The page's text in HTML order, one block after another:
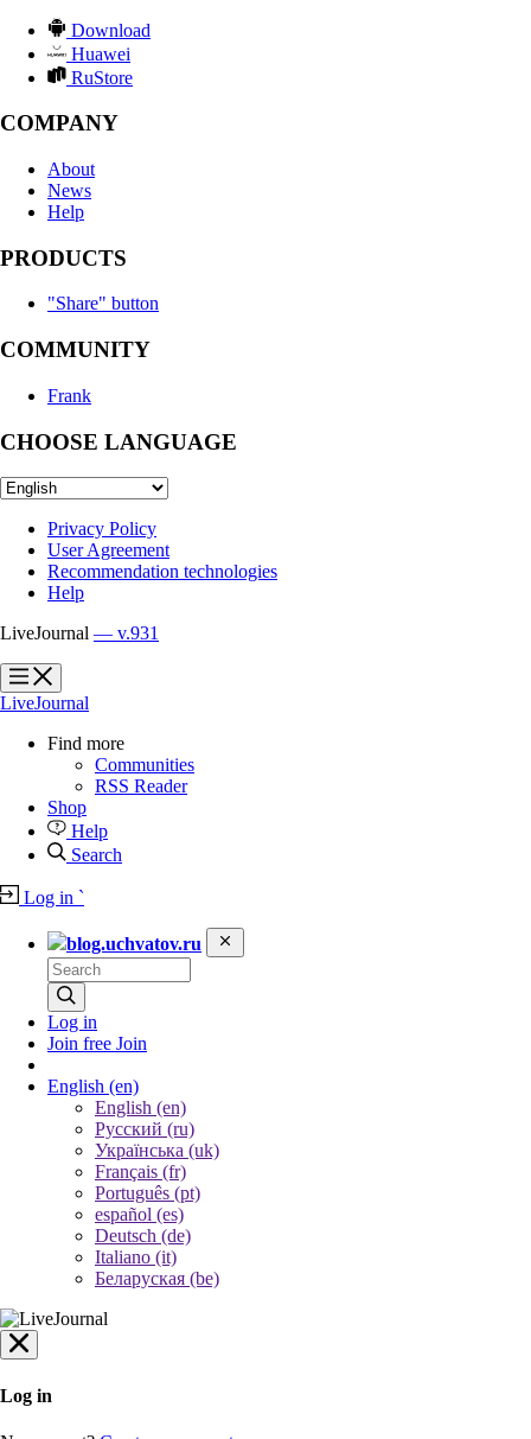
Download
Huawei
RuStore
COMPANY
About
News
Help
PRODUCTS
"Share" button
COMMUNITY
Frank
CHOOSE LANGUAGE
Privacy Policy
User Agreement
Recommendation technologies
Help
LiveJournal — v.931
?
?
LiveJournal
Find more
Communities
RSS Reader
Shop
Help
Search
Log in `
blog.uchvatov.ru
Log in
Join free Join
English (en)
English (en)
Русский (ru)
Українська (uk)
Français (fr)
Português (pt)
español (es)
Deutsch (de)
Italiano (it)
Беларуская (be)
Log in